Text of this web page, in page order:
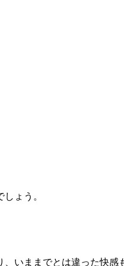
ょう。
いままでとは違った快感